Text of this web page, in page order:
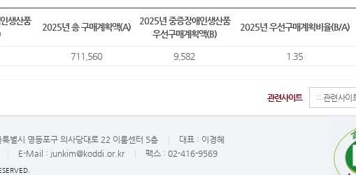
생산품
2025년 총 구매계획액(A)
2025년 중증장애인생산품
우선구매계획액(B)
2025년 우선구매계획비율(B/A)
711,560 9,582 1.35
관련사이트
특별시 영등포구 의사당대로 22 이룸센터 5층 대표 : 이경혜
E-Mail : junkim@koddi.or.kr 팩스 : 02-416-9569